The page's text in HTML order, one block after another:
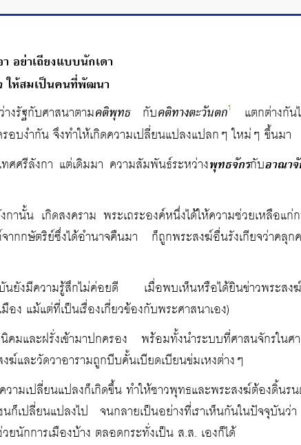
อย่าเถียงแบบนักเดา
ให้สมเป็นคนที่พัฒนา
งรัฐกับศาสนาตามคติพุทธกับคติทางตะวันตก1
แตกต่างกั
อบงำกัน จึงทำให้เกิดความเปลี่ยนแปลงแปลกๆ ใหม่ๆ ขึ้นมา
ศศรีลังกา แต่เดิมมา ความสัมพันธ์ระหว่างพุทธจักรกับอาณา
นั้น เกิดสงคราม พระเถระองค์หนึ่งได้ให้ความช่วยเหลือแ
จากกษัตริย์ซึ่งได้อำนาจคืนมา ก็ถูกพระสงฆ์อื่นรังเกียจว่าค
นยังมีความรู้สึกไม่ค่อยดี เมื่อพบเห็นหรือได้ยินข่าวพระสง
ง แม้แต่ที่เป็นเรื่องเกี่ยวข้องกับพระศาสนาเอง)
คมและฝรั่งเข้ามาปกครอง พร้อมทั้งนำระบบที่ศาสนจักรในศ
ฆ์และวัดวาอารามถูกบีบคั้นเบียดเบียนข่มเหงต่างๆ
ามเปลี่ยนแปลงก็เกิดขึ้น ทำให้ชาวพุทธและพระสงฆ์ต้องดิ้นร
เปลี่ยนแปลงไป จนกลายเป็นอย่างที่เราเห็นกันในปัจจุบันว่
นักการเมืองบ้าง ตลอดกระทั่งเป็น ส.ส. เองก็ได้